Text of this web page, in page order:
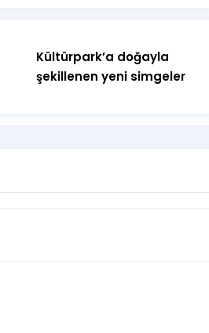
Kültürpark’a doğayla
şekillenen yeni simgeler